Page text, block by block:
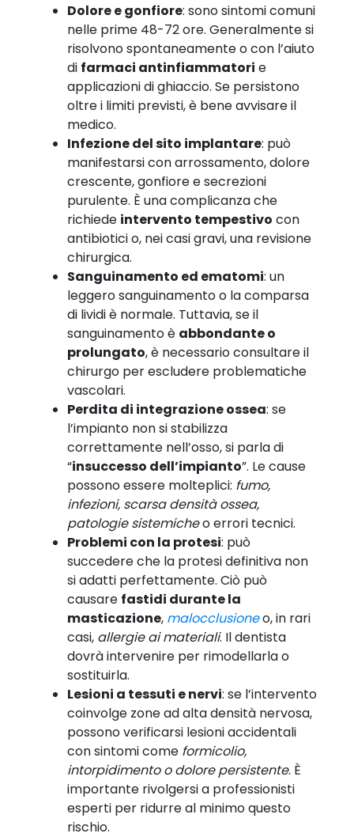
Dolore e gonfiore: sono sintomi comuni
nelle prime 48-72 ore. Generalmente si
risolvono spontaneamente o con l’aiuto
di farmaci antinfiammatori e
applicazioni di ghiaccio. Se persistono
oltre i limiti previsti, è bene avvisare il
medico.
Infezione del sito implantare: può
manifestarsi con arrossamento, dolore
crescente, gonfiore e secrezioni
purulente. È una complicanza che
richiede intervento tempestivo con
antibiotici o, nei casi gravi, una revisione
chirurgica.
Sanguinamento ed ematomi: un
leggero sanguinamento o la comparsa
di lividi è normale. Tuttavia, se il
sanguinamento è abbondante o
prolungato, è necessario consultare il
chirurgo per escludere problematiche
vascolari.
Perdita di integrazione ossea: se
l’impianto non si stabilizza
correttamente nell’osso, si parla di
“insuccesso dell’impianto”. Le cause
possono essere molteplici: fumo,
infezioni, scarsa densità ossea,
patologie sistemicheo errori tecnici.
Problemi con la protesi: può
succedere che la protesi definitiva non
si adatti perfettamente. Ciò può
causare fastidi durante la
masticazione, malocclusioneo, in rari
casi, allergie ai materiali. Il dentista
dovrà intervenire per rimodellarla o
sostituirla.
Lesioni a tessuti e nervi: se l’intervento
coinvolge zone ad alta densità nervosa,
possono verificarsi lesioni accidentali
con sintomi come formicolio,
intorpidimento o dolore persistente. È
importante rivolgersi a professionisti
esperti per ridurre al minimo questo
rischio.